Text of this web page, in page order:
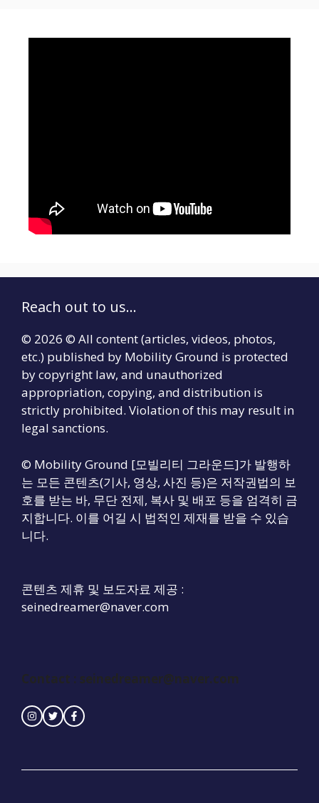
Reach out to us...
© 2026 © All content (articles, videos, photos,
etc.) published by Mobility Ground is protected
by copyright law, and unauthorized
appropriation, copying, and distribution is
strictly prohibited. Violation of this may result in
legal sanctions.
© Mobility Ground [모빌리티 그라운드]가 발행하
는 모든 콘텐츠(기사, 영상, 사진 등)은 저작권법의 보
호를 받는 바, 무단 전제, 복사 및 배포 등을 엄격히 금
지합니다. 이를 어길 시 법적인 제재를 받을 수 있습
니다.
콘텐츠 제휴 및 보도자료 제공 :
seinedreamer@naver.com
Contact : seinedreamer@naver.com